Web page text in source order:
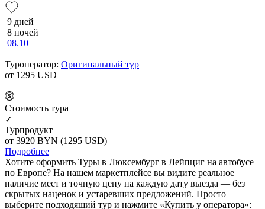
9 дней
8 ночей
08.10
Туроператор: Оригинальный тур
от 1295 USD
Cтоимость тура
✓
Турпродукт
от 3920 BYN (1295 USD)
Подробнее
Хотите оформить Туры в Люксембург в Лейпциг на автобусе
по Европе? На нашем маркетплейсе вы видите реальное
наличие мест и точную цену на каждую дату выезда — без
скрытых наценок и устаревших предложений. Просто
выберите подходящий тур и нажмите «Купить у оператора»: